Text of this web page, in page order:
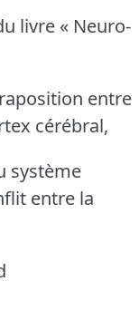
livre « Neuro-
entre
cérébral,
système
entre la